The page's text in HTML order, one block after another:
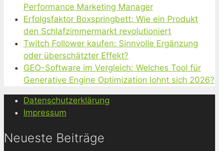
Performance Marketing Manager
Erfolgsfaktor Boxspringbett: Wie ein Produkt
den Schlafzimmermarkt revolutioniert
Twitch Follower kaufen: Sinnvolle Ergänzung
oder überschätzter Effekt?
GEO-Software im Vergleich: Welches Tool für
Generative Engine Optimization lohnt sich 2026?
Datenschutzerklärung
Impressum
Neueste Beiträge